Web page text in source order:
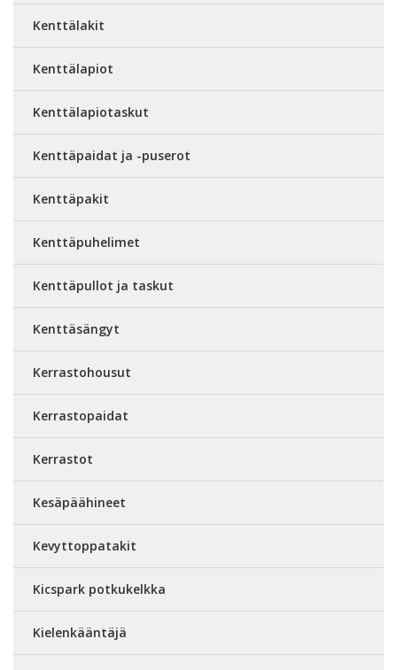
Kenttälakit
Kenttälapiot
Kenttälapiotaskut
Kenttäpaidat ja -puserot
Kenttäpakit
Kenttäpuhelimet
Kenttäpullot ja taskut
Kenttäsängyt
Kerrastohousut
Kerrastopaidat
Kerrastot
Kesäpäähineet
Kevyttoppatakit
Kicspark potkukelkka
Kielenkääntäjä